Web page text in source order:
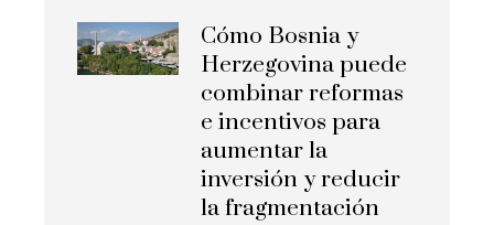
Cómo Bosnia y
Herzegovina puede
combinar reformas
e incentivos para
aumentar la
inversión y reducir
la fragmentación